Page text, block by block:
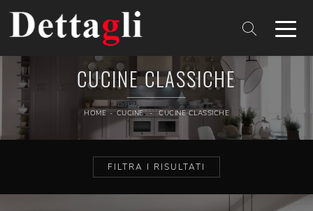
CUCINE CLASSICHE
HOME - CUCINE - CUCINE CLASSICHE
FILTRA I RISULTATI